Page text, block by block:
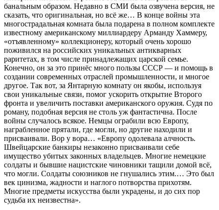
банальным образом. Недавно в СМИ была озвучена версия, не
сказать, что оригинальная, но всё же… В конце войны эта
многострадальная комната была подарена в полном комплекте
известному американскому миллиардеру Арманду Хаммеру,
«отъявленному» коллекционеру, который очень хорошо
поживился на российских уникальных антикварных
раритетах, в том числе принадлежащих царской семье.
Конечно, он за это принёс много пользы СССР — и помощь в
создании современных отраслей промышленности, и многое
другое. Так вот, за Янтарную комнату он якобы, используя
свои уникальные связи, помог ускорить открытие Второго
фронта и увеличить поставки американского оружия. Судя по
роману, подобная версия не столь уж фантастична. После
войны случалось всякое. Немцы ограбили всю Европу,
награбленное прятали, где могли, но другие находили и
присваивали. Вор у вора… «Европу одолевала алчность.
Швейцарские банкиры незаконно присваивали себе
имущество убитых законных владельцев. Многие немецкие
солдаты и бывшие нацистские чиновники тащили домой всё,
что могли. Солдаты союзников не гнушались этим.… Это был
век цинизма, жадности и наглого потворства прихотям.
Многие предметы искусства были украдены, и до сих пор
судьба их неизвестна».